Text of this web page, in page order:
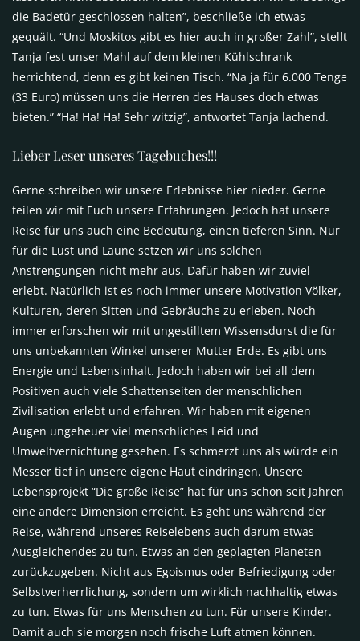
die Badetür geschlossen halten”, beschließe ich etwas
gequält. “Und Moskitos gibt es hier auch in großer Zahl”, stellt
Tanja fest unser Mahl auf dem kleinen Kühlschrank
herrichtend, denn es gibt keinen Tisch. “Na ja für 6.000 Tenge
(33 Euro) müssen uns die Herren des Hauses doch etwas
bieten.” “Ha! Ha! Ha! Sehr witzig”, antwortet Tanja lachend.
Lieber Leser unseres Tagebuches!!!
Gerne schreiben wir unsere Erlebnisse hier nieder. Gerne
teilen wir mit Euch unsere Erfahrungen. Jedoch hat unsere
Reise für uns auch eine Bedeutung, einen tieferen Sinn. Nur
für die Lust und Laune setzen wir uns solchen
Anstrengungen nicht mehr aus. Dafür haben wir zuviel
erlebt. Natürlich ist es noch immer unsere Motivation Völker,
Kulturen, deren Sitten und Gebräuche zu erleben. Noch
immer erforschen wir mit ungestilltem Wissensdurst die für
uns unbekannten Winkel unserer Mutter Erde. Es gibt uns
Energie und Lebensinhalt. Jedoch haben wir bei all dem
Positiven auch viele Schattenseiten der menschlichen
Zivilisation erlebt und erfahren. Wir haben mit eigenen
Augen ungeheuer viel menschliches Leid und
Umweltvernichtung gesehen. Es schmerzt uns als würde ein
Messer tief in unsere eigene Haut eindringen. Unsere
Lebensprojekt “Die große Reise” hat für uns schon seit Jahren
eine andere Dimension erreicht. Es geht uns während der
Reise, während unseres Reiselebens auch darum etwas
Ausgleichendes zu tun. Etwas an den geplagten Planeten
zurückzugeben. Nicht aus Egoismus oder Befriedigung oder
Selbstverherrlichung, sondern um wirklich nachhaltig etwas
zu tun. Etwas für uns Menschen zu tun. Für unsere Kinder.
Damit auch sie morgen noch frische Luft atmen können.